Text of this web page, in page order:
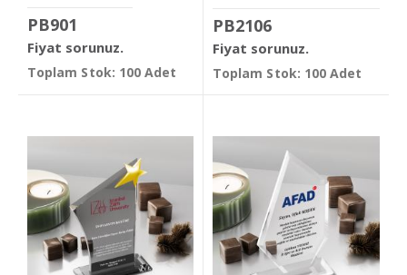
PB901
Fiyat sorunuz.
Toplam Stok: 100 Adet
PB2106
Fiyat sorunuz.
Toplam Stok: 100 Adet